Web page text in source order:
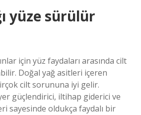
yüze sürülür
için yüz faydaları arasında cilt
Doğal yağ asitleri içeren
cilt sorununa iyi gelir.
güçlendirici, iltihap giderici ve
sayesinde oldukça faydalı bir